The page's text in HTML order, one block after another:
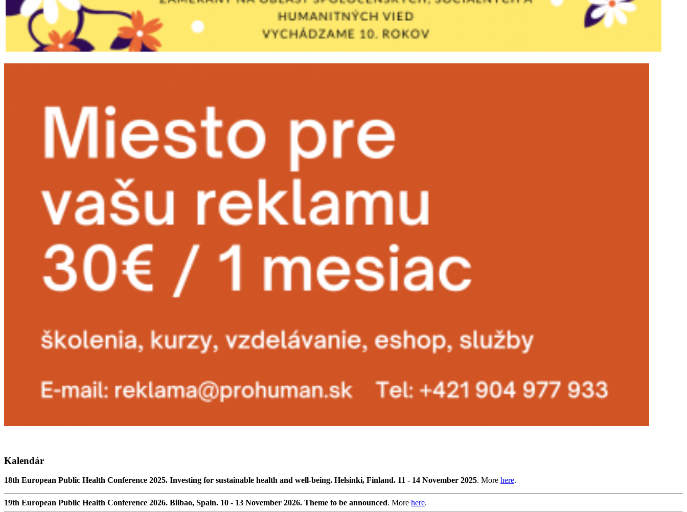
Kalendár
18th European Public Health Conference 2025. Investing for sustainable health and well-being. Helsinki, Finland. 11 - 14 November 2025. More here.
19th European Public Health Conference 2026. Bilbao, Spain. 10 - 13 November 2026. Theme to be announced. More here.